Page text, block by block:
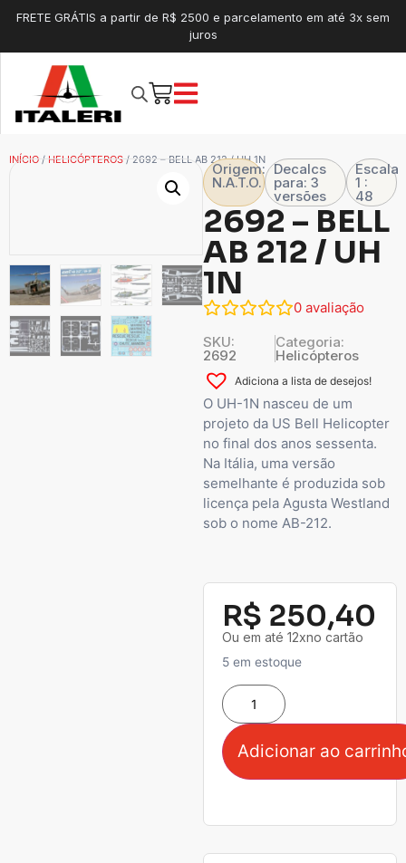
FRETE GRÁTIS a partir de R$ 2500 e parcelamento em até 3x sem
juros
INÍCIO / HELICÓPTEROS / 2692 – BELL AB 212 / UH 1N
Origem:
N.A.T.O.
Decalcs
para: 3
versões
Escala
1 :
48
2692 – BELL
AB 212 / UH
1N
0 avaliação
SKU:
2692
Categoria:
Helicópteros
Adiciona a lista de desejos!
O UH-1N nasceu de um
projeto da US Bell Helicopter
no final dos anos sessenta.
Na Itália, uma versão
semelhante é produzida sob
licença pela Agusta Westland
sob o nome AB-212.
R$ 250,40
Ou em até 12xno cartão
5 em estoque
Adicionar ao